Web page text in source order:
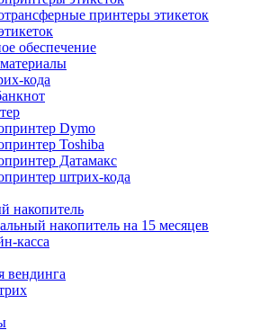
принтеры этикеток
обеспечение
кода
Dymo
Toshiba
Датамакс
штрих-кода
накопитель
накопитель на 15 месяцев
касса
вендинга